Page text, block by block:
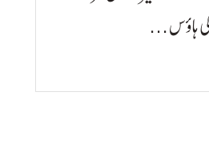
ہاؤس ...